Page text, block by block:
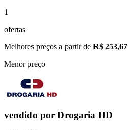
1
ofertas
Melhores preços a partir de R$ 253,67
Menor preço
vendido por Drogaria HD